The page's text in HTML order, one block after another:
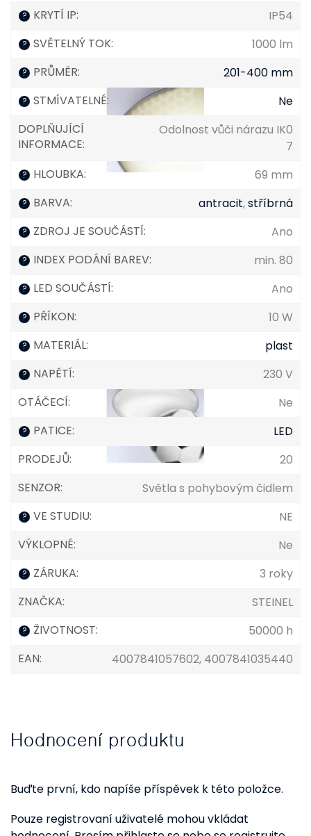
? KRYTÍ IP: IP54
? SVĚTELNÝ TOK: 1000 lm
? PRŮMĚR: 201-400 mm
? STMÍVATELNÉ:
Ne
DOPLŇUJÍCÍ
INFORMACE:
Odolnost vůči nárazu IK0
7
? HLOUBKA: 69 mm
? BARVA: antracit,stříbrná
? ZDROJ JE SOUČÁSTÍ: Ano
? INDEX PODÁNÍ BAREV: min. 80
? LED SOUČÁSTÍ: Ano
? PŘÍKON: 10 W
? MATERIÁL: plast
? NAPĚTÍ:
230 V
OTÁČECÍ: Ne
? PATICE:
LED
PRODEJŮ:
20
SENZOR: Světla s pohybovým čidlem
? VE STUDIU:
NE
VÝKLOPNÉ: Ne
? ZÁRUKA:
3 roky
ZNAČKA: STEINEL
? ŽIVOTNOST:
50000 h
EAN: 4007841057602, 4007841035440
Hodnocení produktu
Buďte první, kdo napíše příspěvek k této položce.
Pouze registrovaní uživatelé mohou vkládat